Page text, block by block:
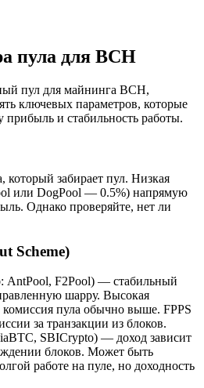
пула для BCH
пул для майнинга BCH,
ключевых параметров, которые
и стабильность работы.
который забирает пул. Низкая
или DogPool — 0.5%) напрямую
Однако проверяйте, нет ли
Scheme)
AntPool, F2Pool) — стабильный
шарру. Высокая
комиссия пула обычно выше. FPPS
за транзакции из блоков.
SBICrypto) — доход зависит
блоков. Может быть
работе на пуле, но доходность